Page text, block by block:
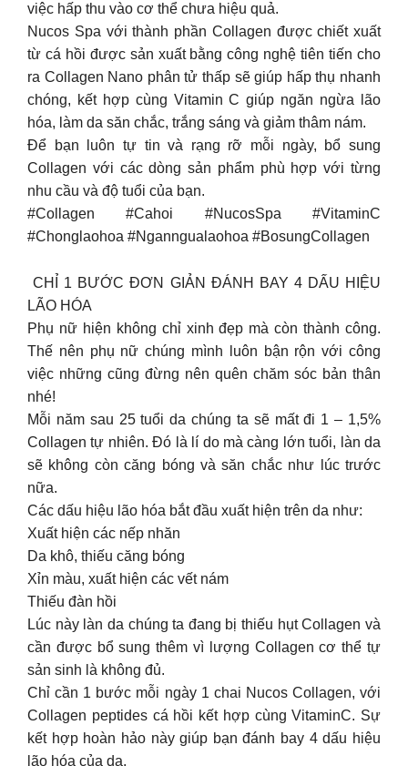
việc hấp thu vào cơ thể chưa hiệu quả.
Nucos Spa với thành phần Collagen được chiết xuất
từ cá hồi được sản xuất bằng công nghệ tiên tiến cho
ra Collagen Nano phân tử thấp sẽ giúp hấp thụ nhanh
chóng, kết hợp cùng Vitamin C giúp ngăn ngừa lão
hóa, làm da săn chắc, trắng sáng và giảm thâm nám.
Để bạn luôn tự tin và rạng rỡ mỗi ngày, bổ sung
Collagen với các dòng sản phẩm phù hợp với từng
nhu cầu và độ tuổi của bạn.
#Collagen #Cahoi #NucosSpa #VitaminC
#Chonglaohoa #Nganngualaohoa #BosungCollagen
‌ CHỈ 1 BƯỚC ĐƠN GIẢN ĐÁNH BAY 4 DẤU HIỆU
LÃO HÓA
Phụ nữ hiện không chỉ xinh đẹp mà còn thành công.
Thế nên phụ nữ chúng mình luôn bận rộn với công
việc những cũng đừng nên quên chăm sóc bản thân
nhé!
Mỗi năm sau 25 tuổi da chúng ta sẽ mất đi 1 – 1,5%
Collagen tự nhiên. Đó là lí do mà càng lớn tuổi, làn da
sẽ không còn căng bóng và săn chắc như lúc trước
nữa.
Các dấu hiệu lão hóa bắt đầu xuất hiện trên da như:
Xuất hiện các nếp nhăn
Da khô, thiếu căng bóng
Xỉn màu, xuất hiện các vết nám
Thiếu đàn hồi
Lúc này làn da chúng ta đang bị thiếu hụt Collagen và
cần được bổ sung thêm vì lượng Collagen cơ thể tự
sản sinh là không đủ.
Chỉ cần 1 bước mỗi ngày 1 chai Nucos Collagen, với
Collagen peptides cá hồi kết hợp cùng VitaminC. Sự
kết hợp hoàn hảo này giúp bạn đánh bay 4 dấu hiệu
lão hóa của da.